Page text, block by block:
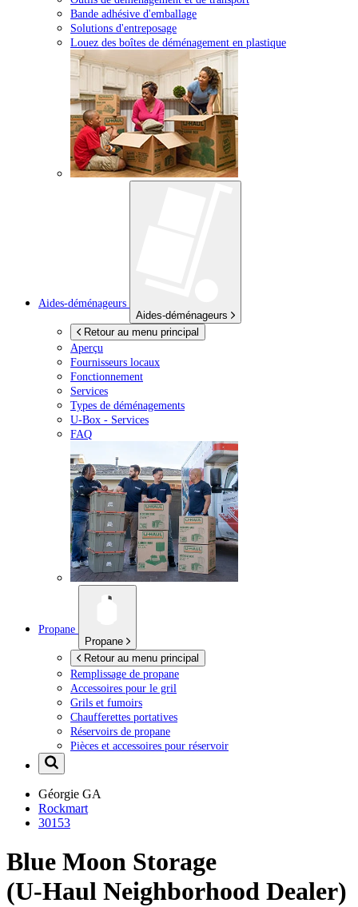
Bande adhésive d'emballage
Solutions d'entreposage
Louez des boîtes de déménagement en plastique
Aides-déménageurs
Aides-déménageurs
Retour au menu principal
Aperçu
Fournisseurs locaux
Fonctionnement
Services
Types de déménagements
U-Box - Services
FAQ
Propane
Propane
Retour au menu principal
Remplissage de propane
Accessoires pour le gril
Grils et fumoirs
Chaufferettes portatives
Réservoirs de propane
Pièces et accessoires pour réservoir
Géorgie GA
Rockmart
30153
Blue Moon Storage
(U-Haul Neighborhood Dealer)